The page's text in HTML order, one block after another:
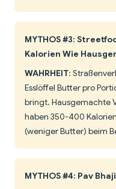
MYTHOS #3:
Kalorien Wie
WAHRHEIT:
Esslöffel Butter pro
bringt. Hausgemachte
haben 350-400
(weniger Butter) beim
MYTHOS #4: Pav